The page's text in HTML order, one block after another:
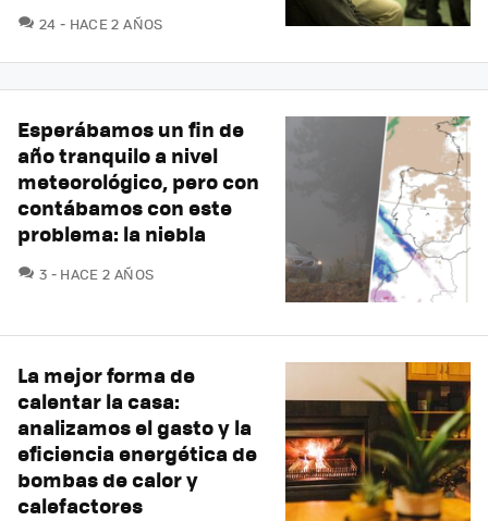
24 COMENTARIOS
HACE 2 AÑOS
Esperábamos un fin de
año tranquilo a nivel
meteorológico, pero con
contábamos con este
problema: la niebla
3 COMENTARIOS
HACE 2 AÑOS
La mejor forma de
calentar la casa:
analizamos el gasto y la
eficiencia energética de
bombas de calor y
calefactores